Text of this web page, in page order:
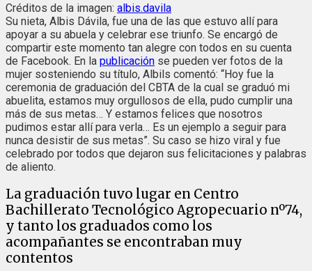
Créditos de la imagen: albis.davila
Su nieta, Albis Dávila, fue una de las que estuvo allí para
apoyar a su abuela y celebrar ese triunfo. Se encargó de
compartir este momento tan alegre con todos en su cuenta
de Facebook. En la publicación se pueden ver fotos de la
mujer sosteniendo su título, Albils comentó: “Hoy fue la
ceremonia de graduación del CBTA de la cual se graduó mi
abuelita, estamos muy orgullosos de ella, pudo cumplir una
más de sus metas… Y estamos felices que nosotros
pudimos estar allí para verla… Es un ejemplo a seguir para
nunca desistir de sus metas”. Su caso se hizo viral y fue
celebrado por todos que dejaron sus felicitaciones y palabras
de aliento.
La graduación tuvo lugar en Centro
Bachillerato Tecnológico Agropecuario nº74,
y tanto los graduados como los
acompañantes se encontraban muy
contentos